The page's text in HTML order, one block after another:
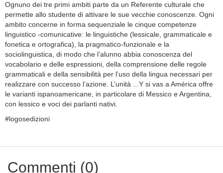
Ognuno dei tre primi ambiti parte da un Referente culturale che
permette allo studente di attivare le sue vecchie conoscenze. Ogni
ambito concerne in forma sequenziale le cinque competenze
linguistico -comunicative: le linguistiche (lessicale, grammaticale e
fonetica e ortografica), la pragmatico-funzionale e la
sociolinguistica, di modo che l’alunno abbia conoscenza del
vocabolario e delle espressioni, della comprensione delle regole
grammaticali e della sensibilità per l’uso della lingua necessari per
realizzare con successo l’azione. L’unità ...Y si vas a América offre
le varianti ispanoamericane, in particolare di Messico e Argentina,
con lessico e voci dei parlanti nativi.
#logosedizioni
Commenti (0)